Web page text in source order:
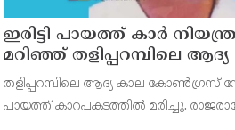
ഇരിട്ടി പായത്ത് കാർ
മറിഞ്ഞ് തളിപ്പറമ്പിലെ
കോണ്‍ഗ്രസ് നേതാവ് മരിച്ചു
തളിപ്പറമ്പിലെ ആദ്യ കാല കോണ്‍ഗ്രസ്
പായത്ത് കാറപകടത്തില്‍ മരിച്ചു.